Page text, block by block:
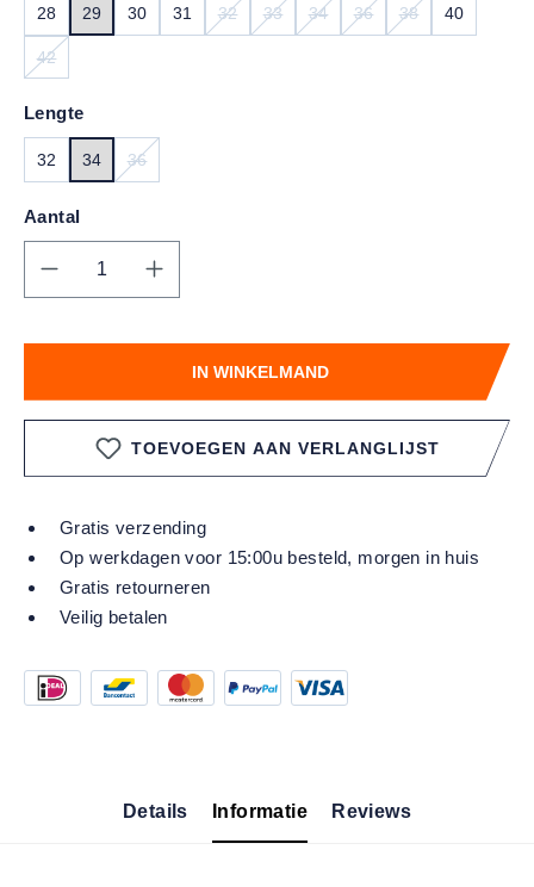
28 29 30 31 32
(DEZE OPTIE IS MOMENTEEL NIET
33
(DEZE OPTIE IS MOMENTEEL NIET
34
(DEZE OPTIE IS
36
(DEZE OPTIE IS
38 40
42
Lengte
32 34 36
Aantal
Producthoeveelheid: Voer de gewenste
IN WINKELMAND
TOEVOEGEN AAN VERLANGLIJST
Gratis verzending
Op werkdagen voor 15:00u besteld, morgen in huis
Gratis retourneren
Veilig betalen
Details Informatie Reviews